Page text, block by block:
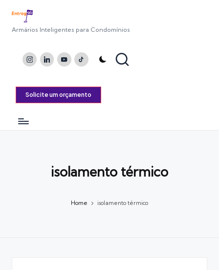
Armários Inteligentes para Condomínios
InstagramLinkedInYoutubeTikTok
Solicite um orçamento
isolamento térmico
Home isolamento térmico